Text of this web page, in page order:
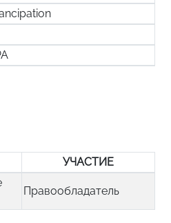
УЧАСТИЕ
Правообладатель